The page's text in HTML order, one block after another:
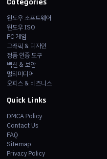
Categories
윈도우 소프트웨어
윈도우 ISO
PC 게임
그래픽 & 디자인
정품 인증 도구
백신 & 보안
멀티미디어
오피스 & 비즈니스
Quick Links
DMCA Policy
Contact Us
FAQ
Sitemap
Privacy Policy